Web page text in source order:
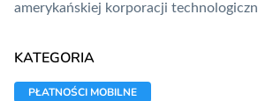
amerykańskiej korporacji
KATEGORIA
PŁATNOŚCI MOBILNE